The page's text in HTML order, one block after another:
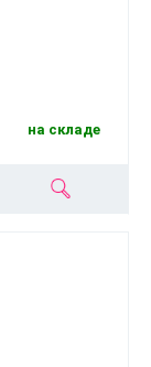
на складе